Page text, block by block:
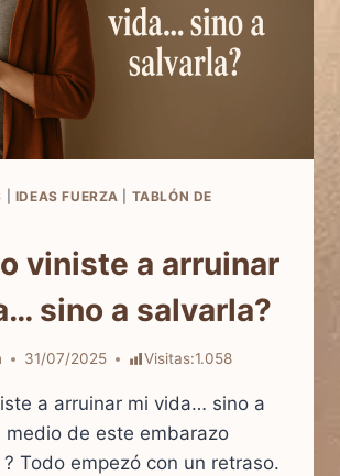
IDEAS FUERZA
TABLÓN DE
viniste a arruinar
sino a salvarla?
31/07/2025 Visitas:1.058
a arruinar mi vida… sino a
medio de este embarazo
Todo empezó con un retraso.